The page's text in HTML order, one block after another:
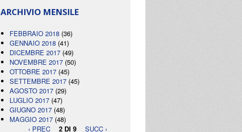
ARCHIVIO MENSILE
FEBBRAIO 2018 (36)
GENNAIO 2018 (41)
DICEMBRE 2017 (49)
NOVEMBRE 2017 (50)
OTTOBRE 2017 (45)
SETTEMBRE 2017 (45)
AGOSTO 2017 (29)
LUGLIO 2017 (47)
GIUGNO 2017 (48)
MAGGIO 2017 (48)
‹ PREC
2 DI 9 SUCC ›